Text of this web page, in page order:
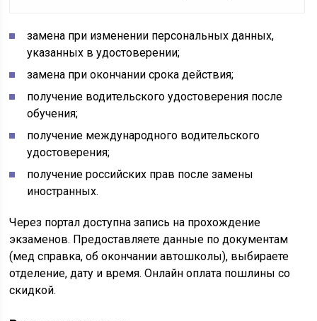
замена при изменении персональных данных,
указанных в удостоверении;
замена при окончании срока действия;
получение водительского удостоверения после
обучения;
получение международного водительского
удостоверения;
получение российских прав после замены
иностранных.
Через портал доступна запись на прохождение
экзаменов. Предоставляете данные по документам
(мед справка, об окончании автошколы), выбираете
отделение, дату и время. Онлайн оплата пошлины со
скидкой.